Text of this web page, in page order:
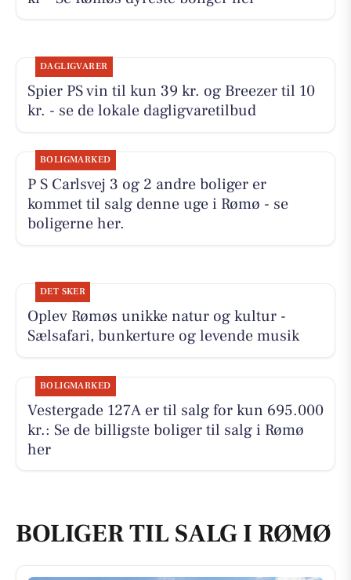
DAGLIGVARER
Spier PS vin til kun 39 kr. og Breezer til 10
kr. - se de lokale dagligvaretilbud
BOLIGMARKED
P S Carlsvej 3 og 2 andre boliger er
kommet til salg denne uge i Rømø - se
boligerne her.
DET SKER
Oplev Rømøs unikke natur og kultur -
Sælsafari, bunkerture og levende musik
BOLIGMARKED
Vestergade 127A er til salg for kun 695.000
kr.: Se de billigste boliger til salg i Rømø
her
BOLIGER TIL SALG I RØMØ